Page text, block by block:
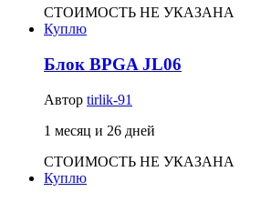
СТОИМОСТЬ НЕ УКАЗАНА
Куплю
Блок BPGA JL06
Автор tirlik-91
1 месяц и 26 дней
СТОИМОСТЬ НЕ УКАЗАНА
Куплю